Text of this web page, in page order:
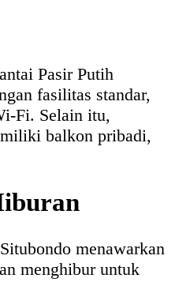
Pasir Putih
fasilitas standar,
Fi. Selain itu,
balkon pribadi,
menawarkan
menghibur untuk